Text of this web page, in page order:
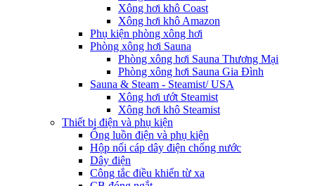
Xông hơi khô Coast
Xông hơi khô Amazon
Phụ kiện phòng xông hơi
Phòng xông hơi Sauna
Phòng xông hơi Sauna Thương Mại
Phòng xông hơi Sauna Gia Đình
Sauna & Steam - Steamist/ USA
Xông hơi ướt Steamist
Xông hơi khô Steamist
Thiết bị điện và phụ kiện
Ống luồn điện và phụ kiện
Hộp nối cáp dây điện chống nước
Dây điện
Công tắc điều khiển từ xa